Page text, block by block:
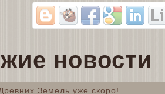
новости
Земель уже скоро!